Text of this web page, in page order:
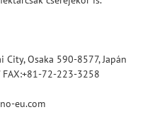
City, Osaka 590-8577, Japán
72-223-3258
eu.com